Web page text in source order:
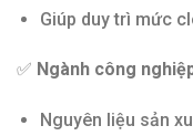
Giúp duy trì mức
✅ Ngành công
Nguyên liệu sản